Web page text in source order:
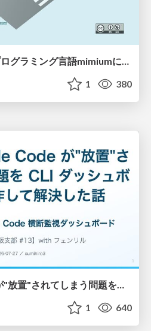
音楽のための関数型プログラミング言語mimiumにおける多段階計算の活用
1 380
複数の Claude Code が"放置"されてしまう問題をCLI ダッシュボードを自作して解決した話
1 640